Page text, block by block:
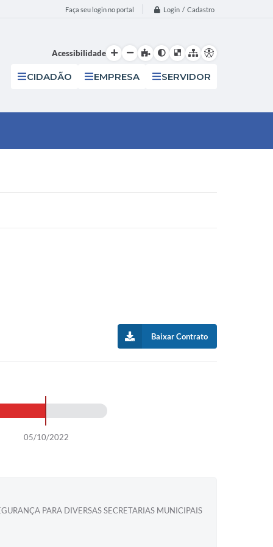
Faça seu login no portal Login / Cadastro
Acessibilidade
CIDADÃO EMPRESA SERVIDOR
Baixar Contrato
05/10/2022
PARA DIVERSAS SECRETARIAS MUNICIPAIS